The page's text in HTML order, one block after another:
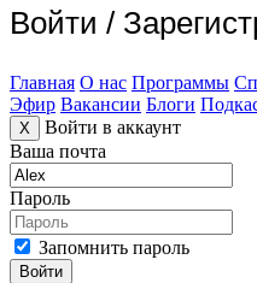
Войти /
Главная О нас Программы
Эфир Вакансии Блоги
X
Войти в аккаунт
Ваша почта
Пароль
Запомнить пароль
Войти